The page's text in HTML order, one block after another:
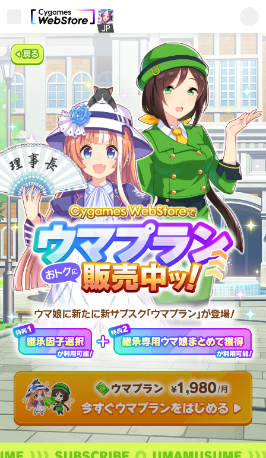
メニューを開く
JP
ユーザーサポート
このサイトについて
プライバシーポリシー
利用規約
商標について